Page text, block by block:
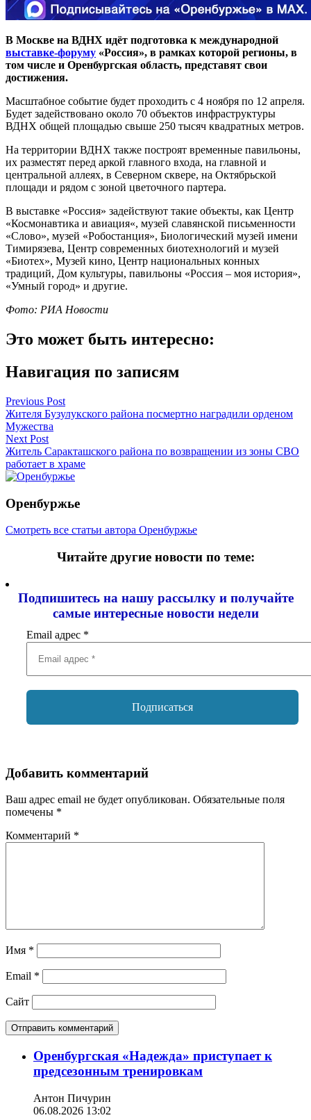
В Москве на ВДНХ идёт подготовка к международной
выставке-форуму «Россия», в рамках которой регионы, в
том числе и Оренбургская область, представят свои
достижения.
Масштабное событие будет проходить с 4 ноября по 12 апреля.
Будет задействовано около 70 объектов инфраструктуры
ВДНХ общей площадью свыше 250 тысяч квадратных метров.
На территории ВДНХ также построят временные павильоны,
их разместят перед аркой главного входа, на главной и
центральной аллеях, в Северном сквере, на Октябрьской
площади и рядом с зоной цветочного партера.
В выставке «Россия» задействуют такие объекты, как Центр
«Космонавтика и авиация«, музей славянской письменности
«Слово», музей «Робостанция», Биологический музей имени
Тимирязева, Центр современных биотехнологий и музей
«Биотех», Музей кино, Центр национальных конных
традиций, Дом культуры, павильоны «Россия – моя история»,
«Умный город» и другие.
Фото: РИА Новости
Это может быть интересно:
Навигация по записям
Previous Post
Жителя Бузулукского района посмертно наградили орденом
Мужества
Next Post
Житель Саракташского района по возвращении из зоны СВО
работает в храме
Оренбуржье
Смотреть все статьи автора Оренбуржье
Читайте другие новости по теме:
Подпишитесь на нашу рассылку и получайте
самые интересные новости недели
Email адрес *
Добавить комментарий
Ваш адрес email не будет опубликован. Обязательные поля
помечены *
Комментарий *
Имя *
Email *
Сайт
Оренбургская «Надежда» приступает к
предсезонным тренировкам
Антон Пичурин
06.08.2026 13:02